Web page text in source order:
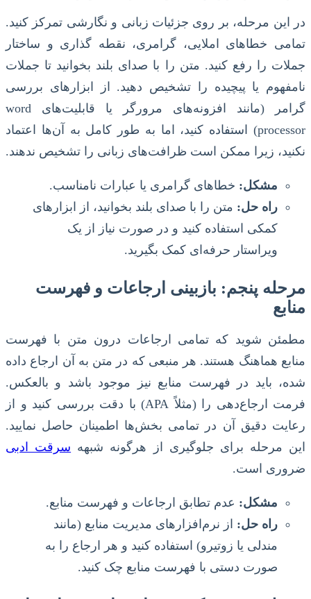
در این مرحله، بر روی جزئیات زبانی و نگارشی تمرکز کنید.
تمامی خطاهای املایی، گرامری، نقطه گذاری و ساختار
جملات را رفع کنید. متن را با صدای بلند بخوانید تا جملات
نامفهوم یا پیچیده را تشخیص دهید. از ابزارهای بررسی
گرامر (مانند افزونه‌های مرورگر یا قابلیت‌های word
processor) استفاده کنید، اما به طور کامل به آن‌ها اعتماد
نکنید، زیرا ممکن است ظرافت‌های زبانی را تشخیص ندهند.
مشکل: خطاهای گرامری یا عبارات نامناسب.
راه حل: متن را با صدای بلند بخوانید، از ابزارهای
کمکی استفاده کنید و در صورت نیاز از یک
ویراستار حرفه‌ای کمک بگیرید.
مرحله پنجم: بازبینی ارجاعات و فهرست
منابع
مطمئن شوید که تمامی ارجاعات درون متن با فهرست
منابع هماهنگ هستند. هر منبعی که در متن به آن ارجاع داده
شده، باید در فهرست منابع نیز موجود باشد و بالعکس.
فرمت ارجاع‌دهی را (مثلاً APA) با دقت بررسی کنید و از
رعایت دقیق آن در تمامی بخش‌ها اطمینان حاصل نمایید.
این مرحله برای جلوگیری از هرگونه شبهه سرقت ادبی
ضروری است.
مشکل: عدم تطابق ارجاعات و فهرست منابع.
راه حل: از نرم‌افزارهای مدیریت منابع (مانند
مندلی یا زوتیرو) استفاده کنید و هر ارجاع را به
صورت دستی با فهرست منابع چک کنید.